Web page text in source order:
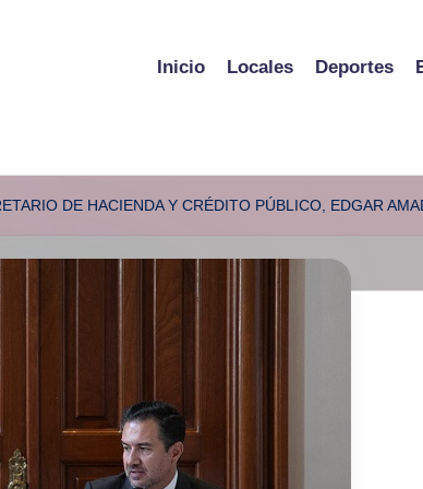
Inicio Locales Deportes
DE HACIENDA Y CRÉDITO PÚBLICO, EDGAR